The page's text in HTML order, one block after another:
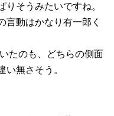
そうみたいですね。
言動はかなり有一郎く
たのも、どちらの側面
い無さそう。